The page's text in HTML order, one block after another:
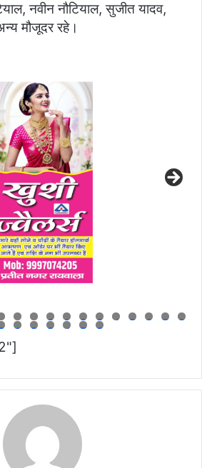
नवीन नौटियाल, सुजीत यादव,
मौजूदर रहे।
0 1 2 3 4 5 6 7 8
1 2 3 4 5 6